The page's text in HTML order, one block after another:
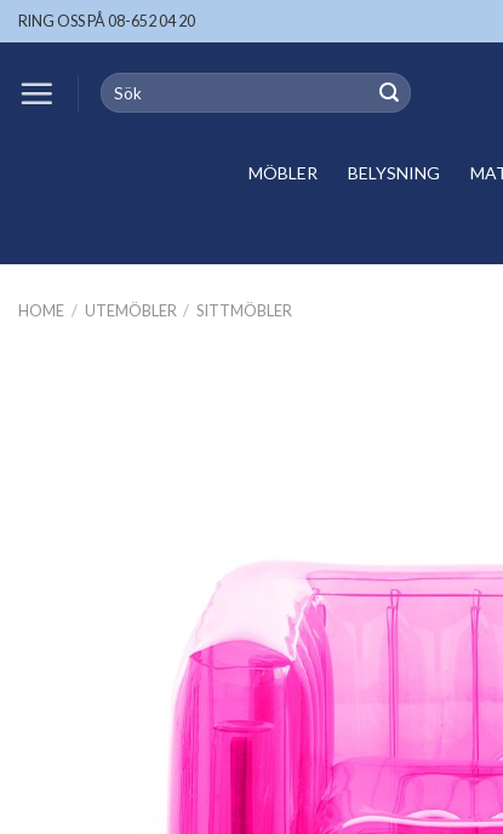
Skip
to
RING OSS PÅ 08-652 04 20
Search
for:
MÖBLER BELYSNING
HOME / UTEMÖBLER / SITTMÖBLER